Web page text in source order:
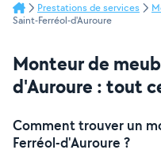
Prestations de services
Saint-Ferréol-d'Auroure
Monteur de
d'Auroure : tout
Comment trouver un
Ferréol-d'Auroure ?